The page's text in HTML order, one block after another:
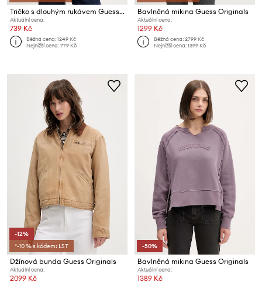
Tričko s dlouhým rukávem Guess Originals
Aktuální cena:
739 Kč
Běžná cena:1249 Kč
Nejnižší cena:779 Kč
Bavlněná mikina Guess Originals
Aktuální cena:
1299 Kč
Běžná cena:2799 Kč
Nejnižší cena:1399 Kč
-12%
*-10 % s kódem: LST
Džínová bunda Guess Originals
Aktuální cena:
2099 Kč
-50%
Bavlněná mikina Guess Originals
Aktuální cena:
1389 Kč